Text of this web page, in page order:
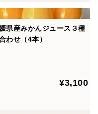
県産みかんジュース３種
わせ（4本）
¥3,100